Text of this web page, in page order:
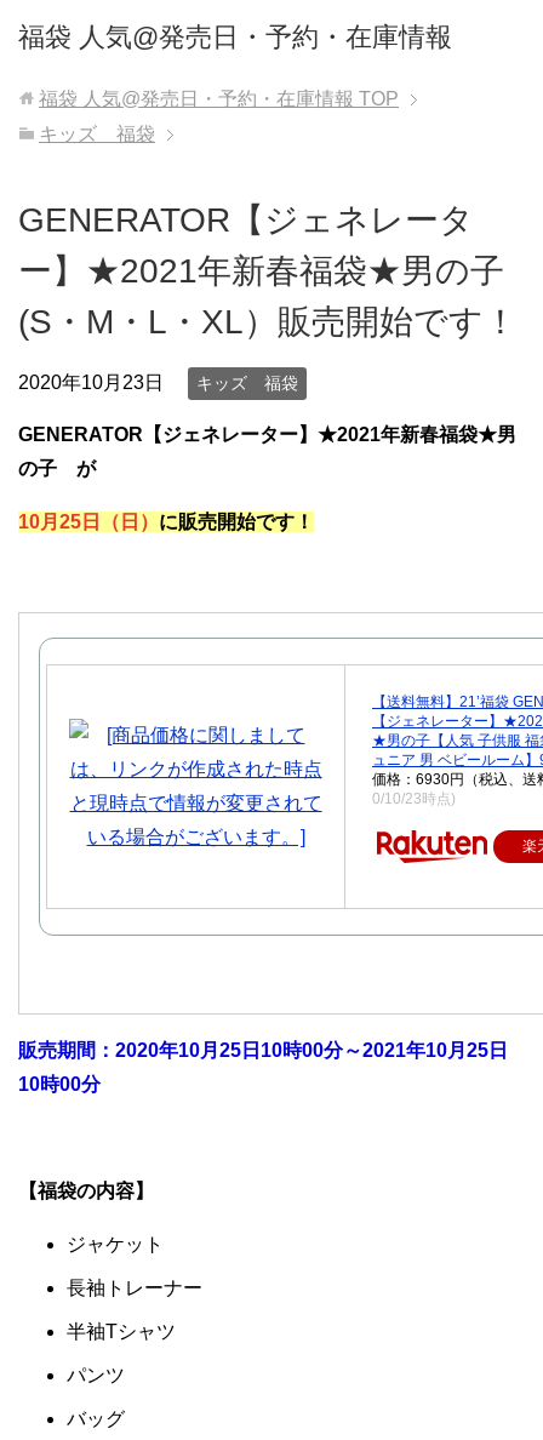
福袋 人気@発売日・予約・在庫情報
福袋 人気@発売日・予約・在庫情報 TOP
キッズ 福袋
GENERATOR【ジェネレータ
ー】★2021年新春福袋★男の子
(S・M・L・XL）販売開始です！
2020年10月23日 キッズ 福袋
GENERATOR【ジェネレーター】★2021年新春福袋★男
の子 が
10月25日（日） に販売開始です！
【送料無料】21’福袋
【ジェネレーター】
★男の子【人気 子供服 福
ュニア 男 ベビールーム
価格：6930円（税込、送
0/10/23時点)
楽
販売期間：2020年10月25日10時00分～2021年10月25日
10時00分
【福袋の内容】
ジャケット
長袖トレーナー
半袖Tシャツ
パンツ
バッグ